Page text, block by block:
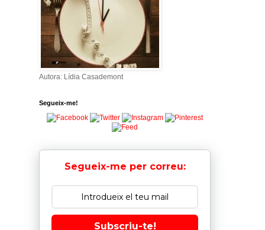
Autora: Lídia Casademont
Segueix-me!
Segueix-me per correu:
Subscriu-te!